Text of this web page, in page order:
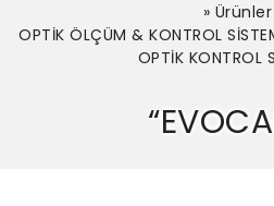
» Ürünler
OPTİK ÖLÇÜM & KONTROL
OPTİK KONTROL